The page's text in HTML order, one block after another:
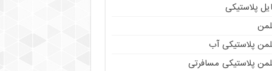
پلاستیکی
پلاستیکی آب
پلاستیکی مسافرتی